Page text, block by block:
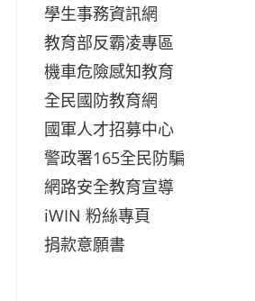
學生事務資訊網
教育部反霸凌專區
機車危險感知教育
全民國防教育網
國軍人才招募中心
警政署165全民防騙
網路安全教育宣導
iWIN 粉絲專頁
捐款意願書